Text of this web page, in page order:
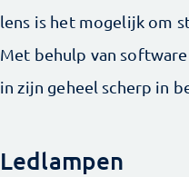
lens is het mogelijk om
Met behulp van
in zijn geheel scherp in
Ledlampen